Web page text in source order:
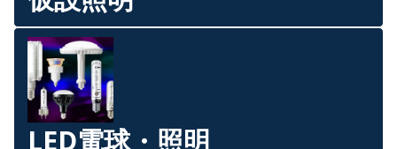
LED電球・照明